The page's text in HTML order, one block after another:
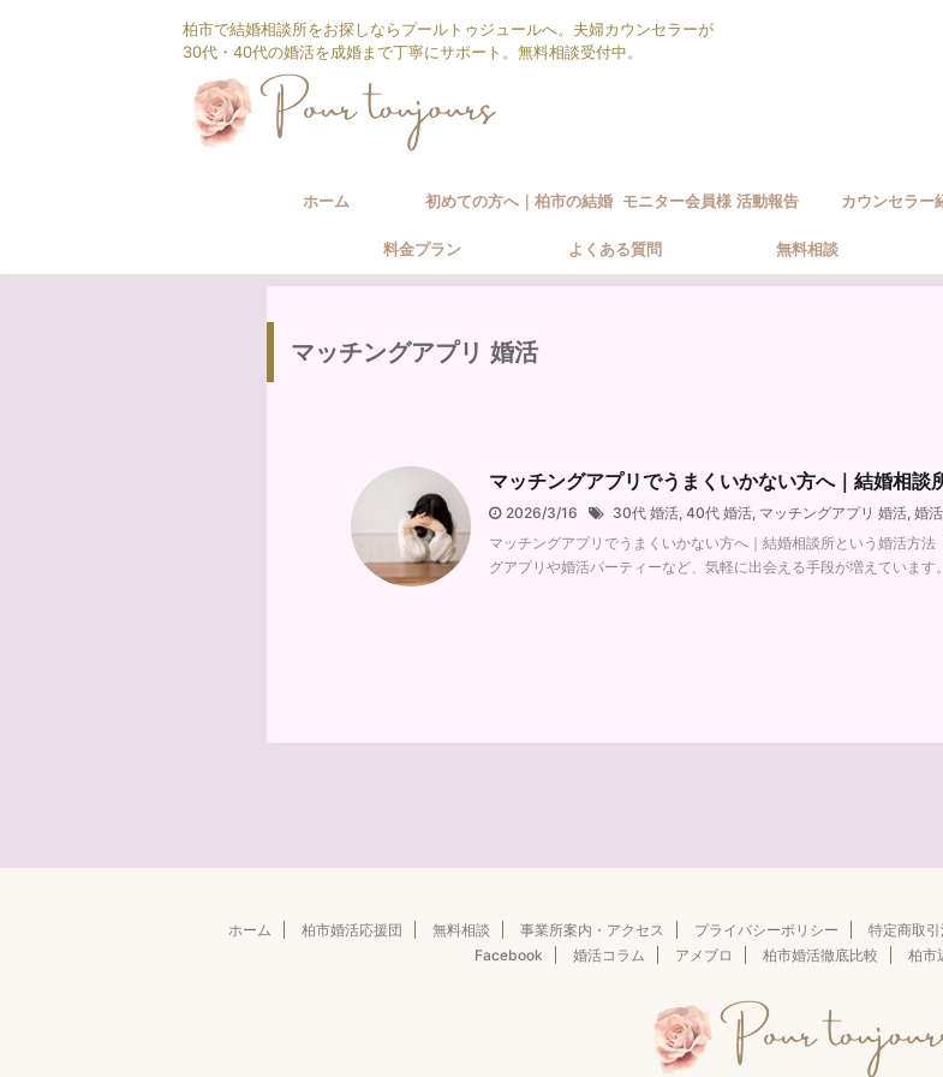
柏市で結婚相談所をお探しならプールトゥジュールへ。夫婦カウンセラーが
30代・40代の婚活を成婚まで丁寧にサポート。無料相談受付中。
ホーム 初めての方へ｜柏市の結婚
相談所の婚活サポート方針
モニター会員様 活動報告 カウンセラー
料金プラン よくある質問 無料相談
マッチングアプリ 婚活
マッチングアプリでうまくいかない方へ｜結婚相談
2026/3/16 30代 婚活, 40代 婚活, マッチングアプリ 婚活, 婚
マッチングアプリでうまくいかない方へ｜結婚相談所という婚活方
グアプリや婚活パーティーなど、気軽に出会える手段が増えています
ホーム 柏市婚活応援団 無料相談 事業所案内・アクセス プライバシーポリシー 特定商取
Facebook
婚活コラム アメブロ 柏市婚活徹底比較 柏市